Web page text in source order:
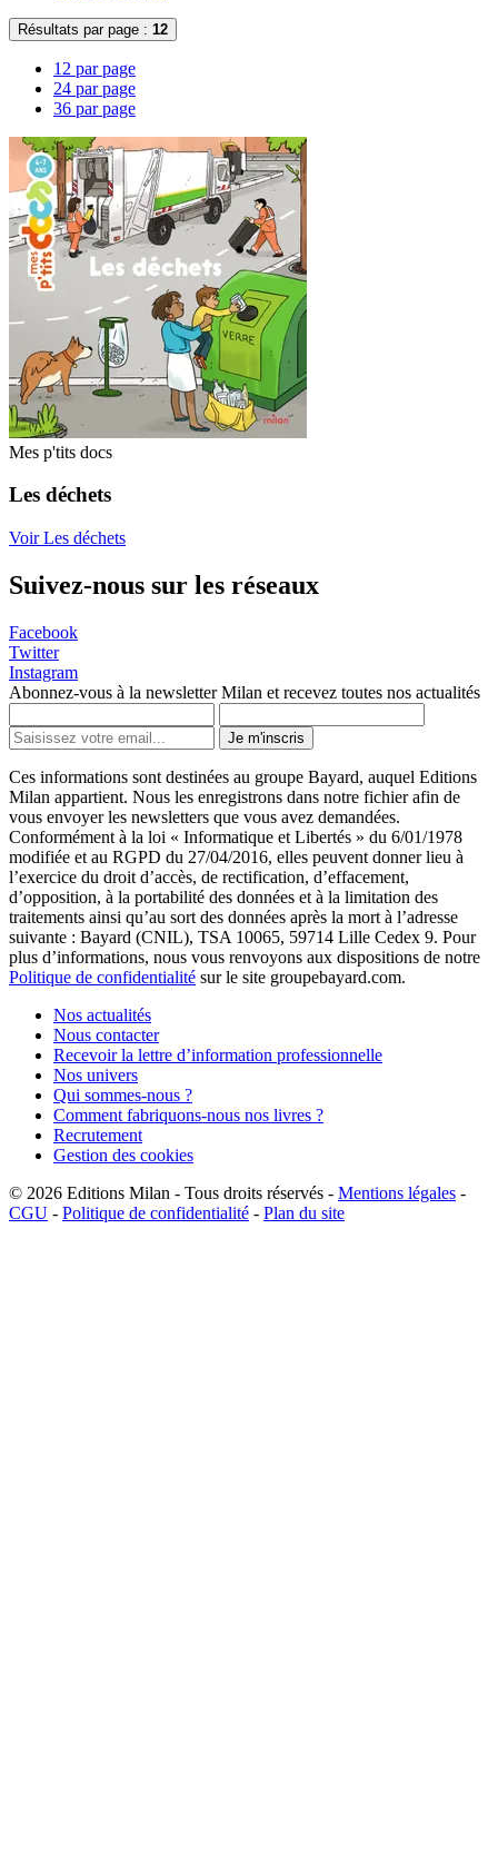
Résultats par page : 12
12 par page
24 par page
36 par page
Mes p'tits docs
Les déchets
Voir Les déchets
Suivez-nous sur les réseaux
Facebook
Twitter
Instagram
Abonnez-vous à la newsletter Milan et recevez toutes nos actualités
Je m'inscris
Ces informations sont destinées au groupe Bayard, auquel Editions
Milan appartient. Nous les enregistrons dans notre fichier afin de
vous envoyer les newsletters que vous avez demandées.
Conformément à la loi « Informatique et Libertés » du 6/01/1978
modifiée et au RGPD du 27/04/2016, elles peuvent donner lieu à
l’exercice du droit d’accès, de rectification, d’effacement,
d’opposition, à la portabilité des données et à la limitation des
traitements ainsi qu’au sort des données après la mort à l’adresse
suivante : Bayard (CNIL), TSA 10065, 59714 Lille Cedex 9. Pour
plus d’informations, nous vous renvoyons aux dispositions de notre
Politique de confidentialité sur le site groupebayard.com.
Nos actualités
Nous contacter
Recevoir la lettre d’information professionnelle
Nos univers
Qui sommes-nous ?
Comment fabriquons-nous nos livres ?
Recrutement
Gestion des cookies
© 2026 Editions Milan - Tous droits réservés - Mentions légales -
CGU - Politique de confidentialité - Plan du site